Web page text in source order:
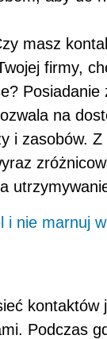
masz
firmy,
Posiadanie
na
i zasobów.
i nie marnuj
kontaktów
Podczas